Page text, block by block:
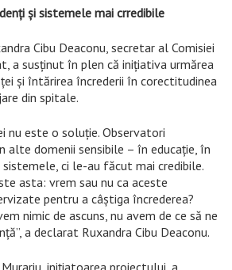
și sistemele mai crredibile
Cibu Deaconu, secretar al Comisiei
a susținut în plen că inițiativa urmărea
și întărirea încrederii în corectitudinea
din spitale.
nu este o soluție. Observatori
alte domenii sensibile – în educație, în
ci le-au făcut mai credibile.
asta: vrem sau nu ca aceste
pentru a câștiga încrederea?
nimic de ascuns, nu avem de ce să ne
a declarat Ruxandra Cibu Deaconu.